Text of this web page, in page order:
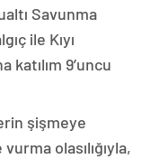
Savunma
ile Kıyı
katılım 9’uncu
şişmeye
olasılığıyla,